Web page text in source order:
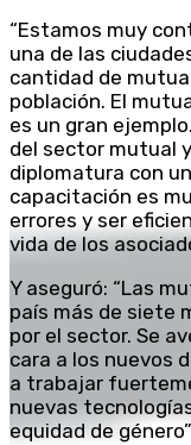
“Estamos muy
una de las
cantidad de
población. El
es un gran
del sector mutual
diplomatura con
capacitación es
errores y ser
vida de los
Y aseguró: “Las
país más de siete
por el sector. Se
cara a los nuevos
a trabajar
nuevas
equidad de